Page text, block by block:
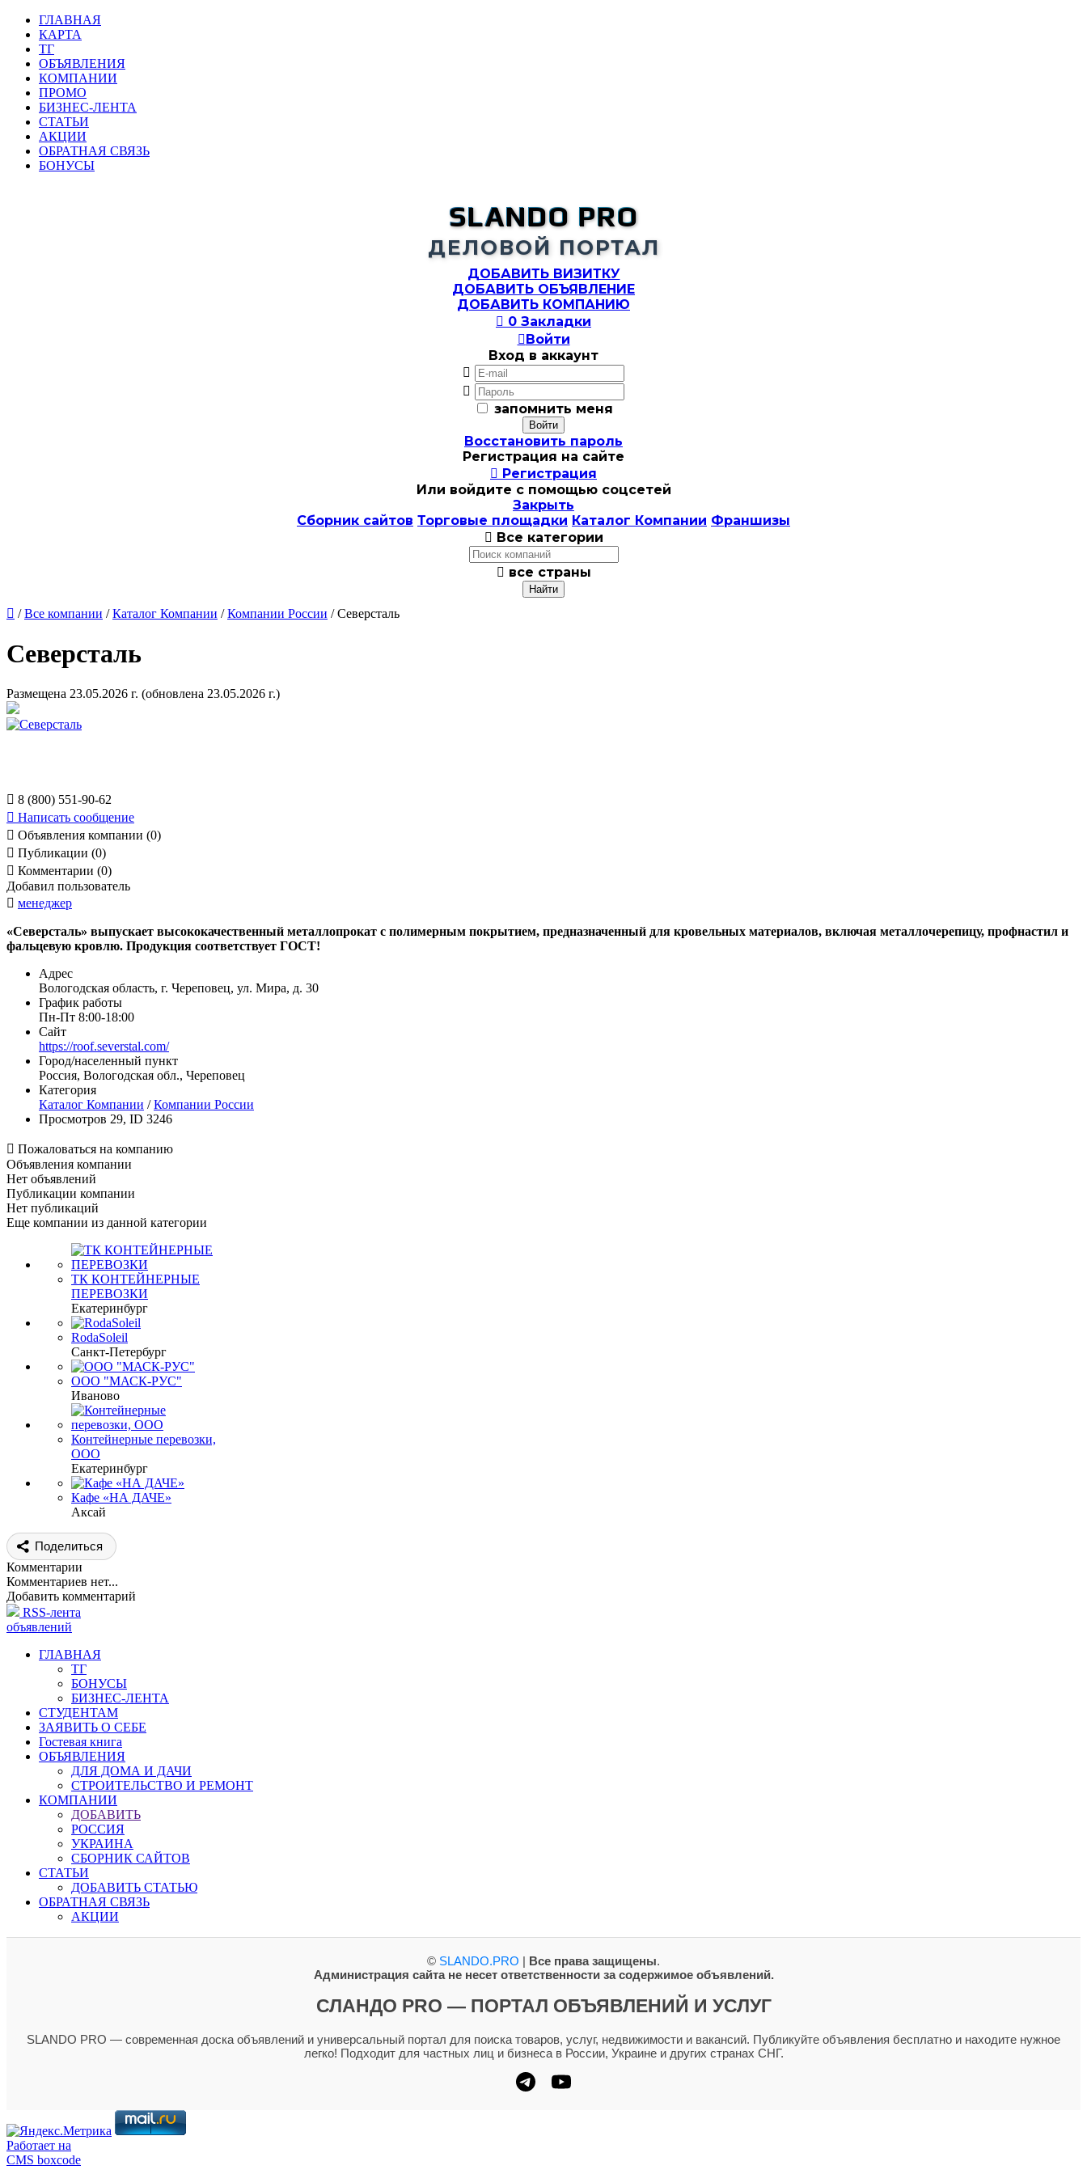
ГЛАВНАЯ
КАРТА
ТГ
ОБЪЯВЛЕНИЯ
КОМПАНИИ
ПРОМО
БИЗНЕС-ЛЕНТА
СТАТЬИ
АКЦИИ
ОБРАТНАЯ СВЯЗЬ
БОНУСЫ
SLANDO PRO
ДЕЛОВОЙ ПОРТАЛ
ДОБАВИТЬ ВИЗИТКУ
ДОБАВИТЬ ОБЪЯВЛЕНИЕ
ДОБАВИТЬ КОМПАНИЮ
 0 Закладки
Войти
Вход в аккаунт


запомнить меня
Восстановить пароль
Регистрация на сайте
 Регистрация
Или войдите с помощью соцсетей
Закрыть
Сборник сайтов Торговые площадки Каталог Компании Франшизы
 Все категории
 все страны
 /Все компании /Каталог Компании /Компании России / Северсталь
Северсталь
Размещена 23.05.2026 г. (обновлена 23.05.2026 г.)
 8 (800) 551-90-62
 Написать сообщение
 Объявления компании (0)
 Публикации (0)
 Комментарии (0)
Добавил пользователь
 менеджер
«Северсталь» выпускает высококачественный металлопрокат с полимерным покрытием, предназначенный для кровельных материалов, включая металлочерепицу, профнастил и
фальцевую кровлю. Продукция соответствует ГОСТ!
Адрес
Вологодская область, г. Череповец, ул. Мира, д. 30
График работы
Пн-Пт 8:00-18:00
Сайт
https://roof.severstal.com/
Город/населенный пункт
Россия, Вологодская обл., Череповец
Категория
Каталог Компании /Компании России
Просмотров 29, ID 3246
 Пожаловаться на компанию
Объявления компании
Нет объявлений
Публикации компании
Нет публикаций
Еще компании из данной категории
ТК КОНТЕЙНЕРНЫЕ
ПЕРЕВОЗКИ
Екатеринбург
RodaSoleil
Санкт-Петербург
ООО "МАСК-РУС"
Иваново
Контейнерные перевозки,
ООО
Екатеринбург
Кафе «НА ДАЧЕ»
Аксай
Поделиться
Комментарии
Комментариев нет...
Добавить комментарий
RSS-лента
объявлений
ГЛАВНАЯ
ТГ
БОНУСЫ
БИЗНЕС-ЛЕНТА
СТУДЕНТАМ
ЗАЯВИТЬ О СЕБЕ
Гостевая книга
ОБЪЯВЛЕНИЯ
ДЛЯ ДОМА И ДАЧИ
СТРОИТЕЛЬСТВО И РЕМОНТ
КОМПАНИИ
ДОБАВИТЬ
РОССИЯ
УКРАИНА
СБОРНИК САЙТОВ
СТАТЬИ
ДОБАВИТЬ СТАТЬЮ
ОБРАТНАЯ СВЯЗЬ
АКЦИИ
© SLANDO.PRO | Все права защищены.
Администрация сайта не несет ответственности за содержимое объявлений.
СЛАНДО PRO — ПОРТАЛ ОБЪЯВЛЕНИЙ И УСЛУГ
SLANDO PRO — современная доска объявлений и универсальный портал для поиска товаров, услуг, недвижимости и вакансий. Публикуйте объявления бесплатно и находите нужное
легко! Подходит для частных лиц и бизнеса в России, Украине и других странах СНГ.
Работает на
CMS boxcode